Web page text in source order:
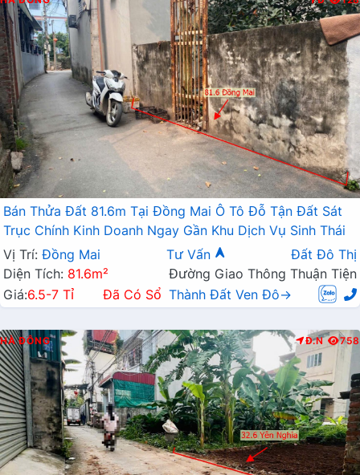
Bán Thửa Đất 81.6m Tại Đồng Mai Ô Tô Đỗ Tận Đất Sát
Trục Chính Kinh Doanh Ngay Gần Khu Dịch Vụ Sinh Thái
Vị Trí: Đồng Mai Tư Vấn
Đất Đô Thị
Diện Tích: 81.6m²
Đường Giao Thông Thuận Tiện
Giá:6.5-7 Tỉ Đã Có Sổ Thành Đất Ven Đô→
HÀ ĐÔNG Đ.N 758